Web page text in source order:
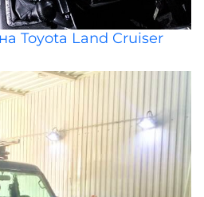
Toyota Land Cruiser